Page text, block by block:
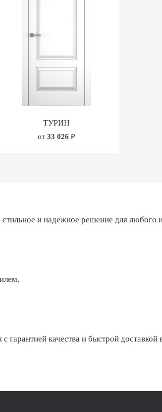
ТУРИН
от 33 026 ₽
и надежное решение для любого
качества и быстрой